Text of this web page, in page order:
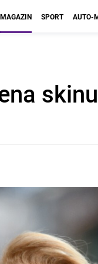
MAGAZIN SPORT AUTO-